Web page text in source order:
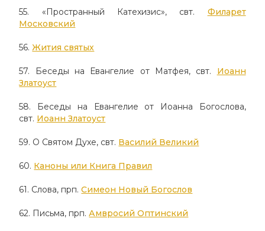
55. «Пространный Катехизис», свт. Филарет
Московский
56.Жития святых
57. Беседы на Евангелие от Матфея, свт. Иоанн
Златоуст
58. Беседы на Евангелие от Иоанна Богослова,
свт. Иоанн Златоуст
59. О Святом Духе, свт. Василий Великий
60. Каноны или Книга Правил
61. Слова, прп.Симеон Новый Богослов
62. Письма, прп.Амвросий Оптинский